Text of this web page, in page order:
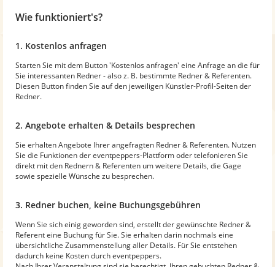
Wie funktioniert's?
1. Kostenlos anfragen
Starten Sie mit dem Button 'Kostenlos anfragen' eine Anfrage an die für
Sie interessanten Redner - also z. B. bestimmte Redner & Referenten.
Diesen Button finden Sie auf den jeweiligen Künstler-Profil-Seiten der
Redner.
2. Angebote erhalten & Details besprechen
Sie erhalten Angebote Ihrer angefragten Redner & Referenten. Nutzen
Sie die Funktionen der eventpeppers-Plattform oder telefonieren Sie
direkt mit den Rednern & Referenten um weitere Details, die Gage
sowie spezielle Wünsche zu besprechen.
3. Redner buchen, keine Buchungsgebühren
Wenn Sie sich einig geworden sind, erstellt der gewünschte Redner &
Referent eine Buchung für Sie. Sie erhalten darin nochmals eine
übersichtliche Zusammenstellung aller Details. Für Sie entstehen
dadurch keine Kosten durch eventpeppers.